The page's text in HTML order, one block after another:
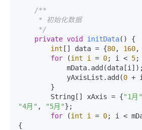
/**
     */
private void initData()
{
int [] data = {80, 160,
for (int i = 0; i < 5;
            yAxisList.add(
0 +
        String[] xAxis = {
"1月"
"4月" , "5月"};
for (int i = 0; i <
{